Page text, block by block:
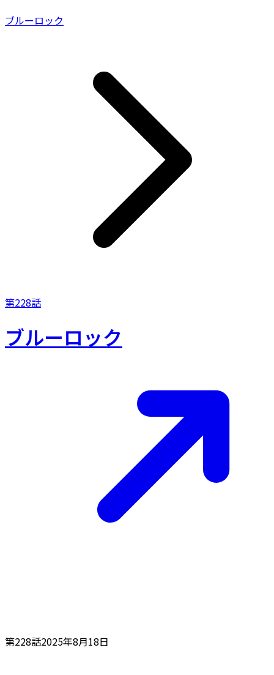
ブルーロック
第228話
ブルーロック
第228話2025年8月18日